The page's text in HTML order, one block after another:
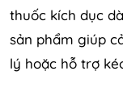
thuốc kích dục
sản phẩm giúp
lý hoặc hỗ trợ